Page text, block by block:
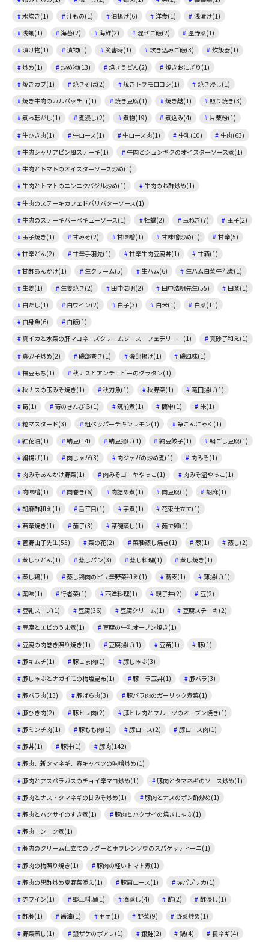
水炊き(1)
汁もの(1) 油揚げ(6) 洋食(1)
浅漬け(1)
浅蜊(1)
海苔(2) 海鮮(2) 混ぜご飯(2)
温野菜(1)
漬け物(1)
漬物(1) 災害時(1) 炊き込みご飯(3)
炊飯器(1)
炒め(1)
炒め物(13) 焼きうどん(2)
焼きおにぎり(1)
焼きカブ(1)
焼きそば(2) 焼きトウモロコシ(1)
焼き浸し(1)
焼き牛肉のカルパッチョ(1)
焼き豆腐(1) 焼き麩(1)
照り焼き(3)
煮っ転がし(1)
煮浸し(2) 煮物(19) 煮込み(4)
片栗粉(1)
牛ひき肉(1)
牛ロース(1) 牛ロース肉(1) 牛乳(10)
牛肉(63)
牛肉シャリアピン風ステーキ(1)
牛肉とシュンギクのオイスターソース煮(1)
牛肉とトマトのオイスターソース炒め(1)
牛肉とトマトのニンニクバジル炒め(1)
牛肉のお酢炒め(1)
牛肉のステーキカフェドパリバターソース(1)
牛肉のステーキバーベキューソース(1)
牡蠣(2) 玉ねぎ(7)
玉子(2)
玉子焼き(1)
甘みそ(2) 甘味噌(1) 甘味噌炒め(1)
甘辛(5)
甘辛どん(2)
甘辛手羽先(1) 甘辛牛肉豆腐丼(1)
甘酒(1)
甘酢あんかけ(1)
生クリーム(5) 生ハム(6)
生ハム白菜牛乳煮(1)
生姜(1)
生姜焼き(2) 田中浩明(2) 田中浩明先生(55)
田楽(1)
白だし(1)
白ワイン(2) 白子(3) 白米(1)
白菜(11)
白身魚(6)
白飯(1)
真イカと水菜の肝マヨネーズクリームソース フェデリーニ(1)
真砂子和え(1)
真砂子炒め(2)
磯部巻き(1) 磯部揚げ(1)
磯風味(1)
福豆もち(1)
秋ナスとアンチョビーのグラタン(1)
秋ナスの玉みそ焼き(1)
秋刀魚(1) 秋野菜(1)
竜田揚げ(1)
筍(1)
筍のきんぴら(1) 筑前煮(1) 簡単(1)
米(1)
粒マスタード(3)
粗ペッパーチキンレモン(1)
糸こんにゃく(1)
紅花油(1)
納豆(14) 納豆揚げ(1) 納豆餃子(1)
絹ごし豆腐(1)
絹揚げ(1)
肉じゃが(3) 肉ジャガの炒め煮(1)
肉みそ(1)
肉みそあんかけ野菜(1)
肉みそゴーヤやっこ(1)
肉みそ温やっこ(1)
肉味噌(1)
肉巻き(6) 肉詰め煮(1) 肉豆腐(1)
胡麻(1)
胡麻酢和え(1)
舌平目(1) 芋煮(1)
花束仕立て(1)
若草焼き(1)
茄子(3) 茶碗蒸し(1)
茹で卵(1)
菅野由子先生(55)
菜の花(2) 菜種蒸し焼き(1) 葱(1)
蒸し(2)
蒸しうどん(1)
蒸しパン(3) 蒸し料理(1)
蒸し焼き(1)
蒸し鶏(1)
蒸し鶏肉のピリ辛野菜和え(1) 蕎麦(1)
薄揚げ(1)
薬味(1)
行者菜(1) 西洋料理(1) 親子丼(2)
豆(2)
豆乳スープ(1)
豆腐(36) 豆腐クリーム(1)
豆腐ステーキ(2)
豆腐とエビのうま煮(1)
豆腐の牛乳オーブン焼き(1)
豆腐の肉巻き照り焼き(1)
豆腐揚げ(1) 豆苗(1)
豚(1)
豚キムチ(1)
豚こま肉(1)
豚しゃぶ(3)
豚しゃぶとナガイモの梅塩昆布(1)
豚ニラ玉丼(1)
豚バラ(3)
豚バラ肉(13)
豚ばら肉(3)
豚バラ肉のガーリック煮菜(1)
豚ひき肉(2)
豚ヒレ肉(2)
豚ヒレ肉とフルーツのオーブン焼き(1)
豚ミンチ肉(1)
豚もも肉(1) 豚ロース(2)
豚ロース肉(1)
豚丼(1)
豚汁(1)
豚肉(142)
豚肉、新タマネギ、春キャベツの味噌炒め(1)
豚肉とアスパラガスのチョイ辛マヨ炒め(1)
豚肉とタマネギのソース炒め(1)
豚肉とナス・タマネギの甘みそ炒め(1)
豚肉とナスのポン酢炒め(1)
豚肉とハクサイのすき煮(1)
豚肉とハクサイの焼きしゃぶ(1)
豚肉ニンニク煮(1)
豚肉のクリーム仕立てのラグーとホウレンソウのスパゲッティーニ(1)
豚肉の梅照り焼き(1)
豚肉の軽いトマト煮(1)
豚肉の黒酢炒め夏野菜添え(1)
豚肩ロース(1)
赤パプリカ(1)
赤ワイン(1)
郷土料理(1) 酒蒸し(4) 酢(2)
酢浸し(1)
酢豚(1)
醤油(1) 里芋(1) 野菜(9)
野菜炒め(1)
野菜蒸し(1)
銀ザケのポアレ(1) 銀鮭(2) 鍋(4)
長ネギ(4)